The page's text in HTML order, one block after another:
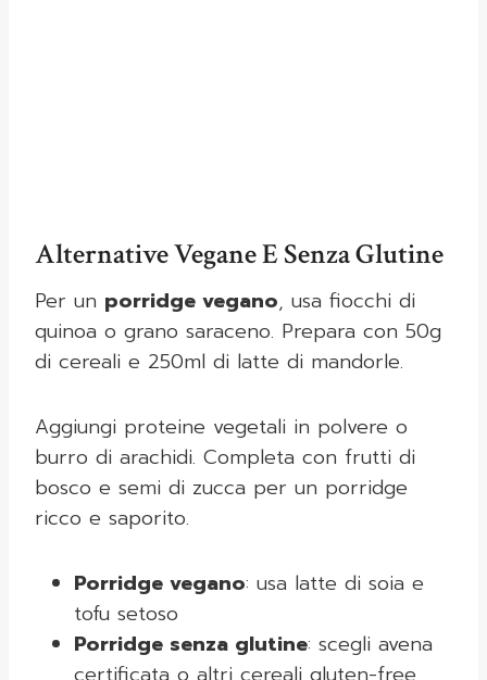
Alternative Vegane E Senza Glutine
Per un porridge vegano, usa fiocchi di
quinoa o grano saraceno. Prepara con 50g
di cereali e 250ml di latte di mandorle.
Aggiungi proteine vegetali in polvere o
burro di arachidi. Completa con frutti di
bosco e semi di zucca per un porridge
ricco e saporito.
Porridge vegano: usa latte di soia e
tofu setoso
Porridge senza glutine: scegli avena